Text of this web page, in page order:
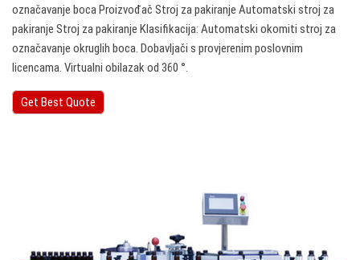
označavanje boca Proizvođač Stroj za pakiranje Automatski stroj za
pakiranje Stroj za pakiranje Klasifikacija: Automatski okomiti stroj za
označavanje okruglih boca. Dobavljači s provjerenim poslovnim
licencama. Virtualni obilazak od 360 °.
Get Best Quote